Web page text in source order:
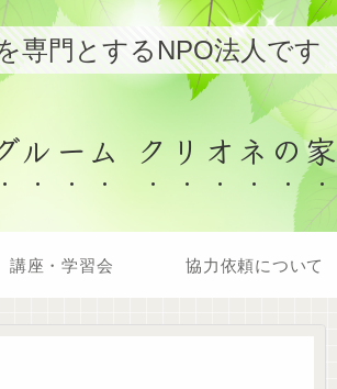
専門とするNPO法人です
ルーム クリオネの家
講座・学習会 協力依頼について